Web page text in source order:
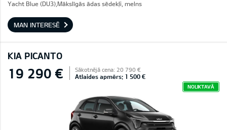
Yacht Blue (DU3),Mākslīgās ādas sēdekļi, melns
MAN INTERESĒ
KIA PICANTO
19 290 € Sākotnējā cena: 20 790 €
Atlaides apmērs: 1 500 €
NOLIKTAVĀ